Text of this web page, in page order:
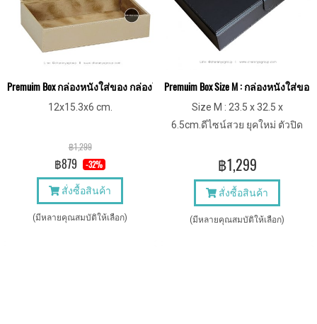
Premuim Box กล่องหนังใส่ของ กล่องใส่สินสอด กล่องใส่ของชำร่วย เกรด
12x15.3x6 cm.
฿1,299
฿879 -32%
สั่งซื้อสินค้า
(มีหลายคุณสมบัติให้เลือก)
Premuim Box Size M : กล่องหนังใส่ข
Size M : 23.5 x 32.5 x
6.5cm.ดีไซน์สวย ยุคใหม่ ตัวปิด
ต้องการอย่างเป็นระเบียบ
฿1,299
สั่งซื้อสินค้า
(มีหลายคุณสมบัติให้เลือก)